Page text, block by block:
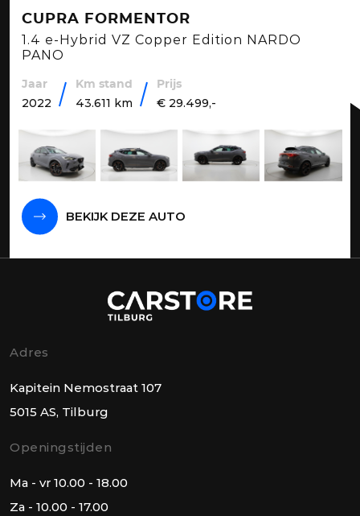
CUPRA FORMENTOR
1.4 e-Hybrid VZ Copper Edition NARDO
PANO
Jaar
2022
Km stand
43.611 km
Prijs
€ 29.499,-
BEKIJK DEZE AUTO
Adres
Kapitein Nemostraat 107
5015 AS, Tilburg
Openingstijden
Ma - vr 10.00 - 18.00
Za - 10.00 - 17.00